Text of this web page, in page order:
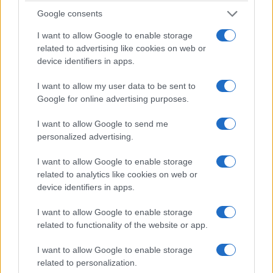
Google consents
I want to allow Google to enable storage
related to advertising like cookies on web or
device identifiers in apps.
I want to allow my user data to be sent to
Google for online advertising purposes.
I want to allow Google to send me
personalized advertising.
I want to allow Google to enable storage
related to analytics like cookies on web or
device identifiers in apps.
I want to allow Google to enable storage
related to functionality of the website or app.
I want to allow Google to enable storage
related to personalization.
επίσημα τέσσερις αιώνες
αργότερα, το έτος 1988 όταν
και αγιοκατατάχθηκε από τη
ρωσική εκκλησία.
Στις 24 Ιουνίου του 1996 κατά τις
αρχαιολογικές εργασίες στο χώρο της μονής,
τα λείψανά του αγίου Μαξίμου του Γραικού
ανασκάφτηκαν για να τοποθετηθούν αργότερα
στον ναό του της Τρόιτσε-Σέργκιεβα λαύρας